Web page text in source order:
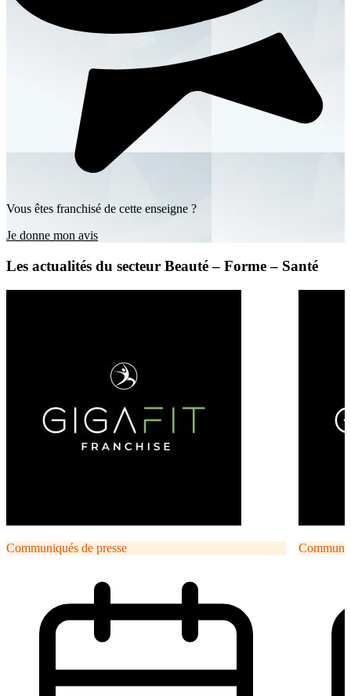
Vous êtes franchisé de cette enseigne ?
Je donne mon avis
Les actualités du secteur Beauté – Forme – Santé
Communiqués de presse